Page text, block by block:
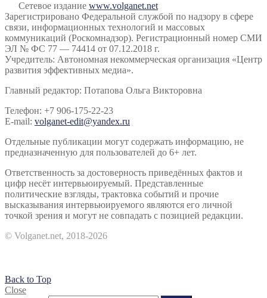
Сетевое издание www.volganet.net
Зарегистрировано Федеральной службой по надзору в сфере
связи, информационных технологий и массовых
коммуникаций (Роскомнадзор). Регистрационный номер СМИ
ЭЛ № ФС 77 — 74414 от 07.12.2018 г.
Учредитель: Автономная некоммерческая организация «Центр
развития эффективных медиа».
Главный редактор: Потапова Ольга Викторовна
Телефон: +7 906-175-22-23
E-mail: volganet-edit@yandex.ru
Отдельные публикации могут содержать информацию, не
предназначенную для пользователей до 6+ лет.
Ответственность за достоверность приведённых фактов и
цифр несёт интервьюируемый. Представленные
политические взгляды, трактовка событий и прочие
высказывания интервьюируемого являются его личной
точкой зрения и могут не совпадать с позицией редакции.
© Volganet.net, 2018-2026
Back to Top
Close